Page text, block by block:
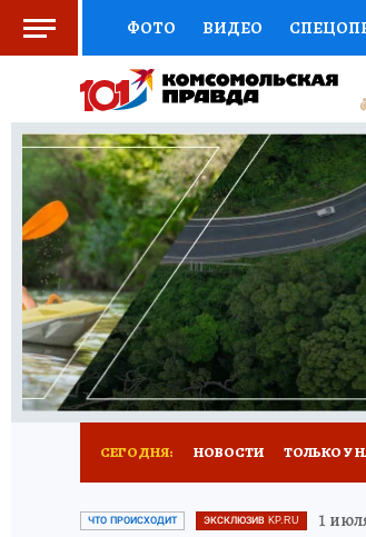
ФОТО ВИДЕО
ЗДОРОВЬЕ
ВЫБОР ЭКСПЕРТОВ
КНИЖНАЯ ПОЛКА
ПРЕСС-ЦЕНТР
КОЛЛЕКЦИИ РЕКЛАМА
СЕГОДНЯ: НОВОСТИ ТОЛЬКО У
СИТУАЦИЯ С МАЗУТОМ
ЧТО ПРОИСХОДИТ ЭКСКЛЮЗИВ KP.RU 1